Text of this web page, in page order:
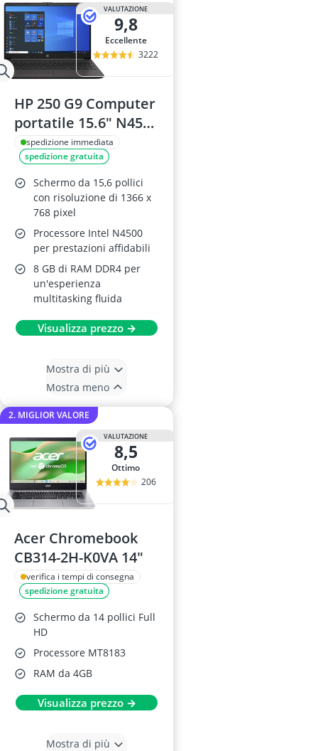
VALUTAZIONE
9,8
Eccellente
3222
HP 250 G9 Computer
portatile 15.6" N4500
8GB 256GB SSD
Windows 11 Pro
spedizione immediata
spedizione gratuita
Schermo da 15,6 pollici
con risoluzione di 1366 x
768 pixel
Processore Intel N4500
per prestazioni affidabili
8 GB di RAM DDR4 per
un'esperienza
multitasking fluida
Visualizza prezzo →
Mostra di più
Mostra meno
2. MIGLIOR VALORE
VALUTAZIONE
8,5
Ottimo
206
Acer Chromebook
CB314-2H-K0VA 14"
verifica i tempi di consegna
spedizione gratuita
Schermo da 14 pollici Full
HD
Processore MT8183
RAM da 4GB
Visualizza prezzo →
Mostra di più